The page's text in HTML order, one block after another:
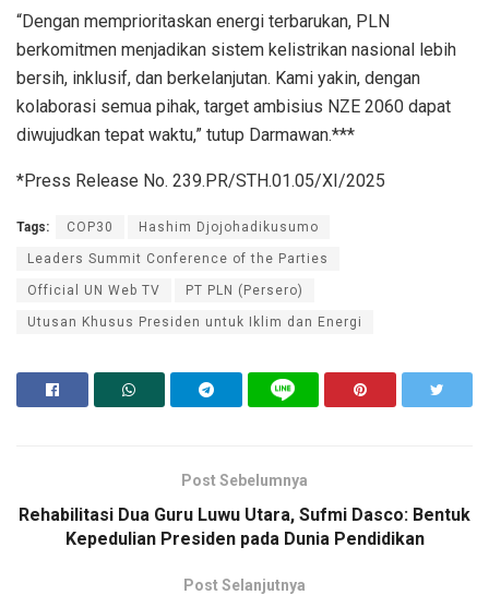
“Dengan memprioritaskan energi terbarukan, PLN
berkomitmen menjadikan sistem kelistrikan nasional lebih
bersih, inklusif, dan berkelanjutan. Kami yakin, dengan
kolaborasi semua pihak, target ambisius NZE 2060 dapat
diwujudkan tepat waktu,” tutup Darmawan.***
*Press Release No. 239.PR/STH.01.05/XI/2025
Tags: COP30 Hashim Djojohadikusumo
Leaders Summit Conference of the Parties
Official UN Web TV PT PLN (Persero)
Utusan Khusus Presiden untuk Iklim dan Energi
Post Sebelumnya
Rehabilitasi Dua Guru Luwu Utara, Sufmi Dasco: Bentuk
Kepedulian Presiden pada Dunia Pendidikan
Post Selanjutnya